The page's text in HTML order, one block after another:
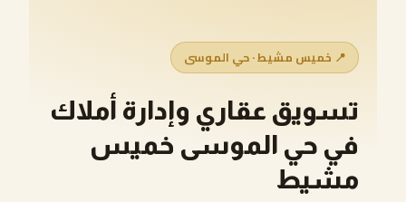
📍 خميس مشيط · حي الموسى
تسويق عقاري وإدارة أملاك
في حي الموسى خميس
مشيط